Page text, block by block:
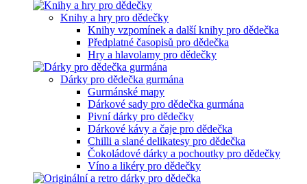
Knihy a hry pro dědečky
Knihy vzpomínek a další knihy pro dědečka
Předplatné časopisů pro dědečka
Hry a hlavolamy pro dědečky
Dárky pro dědečka gurmána
Gurmánské mapy
Dárkové sady pro dědečka gurmána
Pivní dárky pro dědečky
Dárkové kávy a čaje pro dědečka
Chilli a slané delikatesy pro dědečka
Čokoládové dárky a pochoutky pro dědečky
Víno a likéry pro dědečky